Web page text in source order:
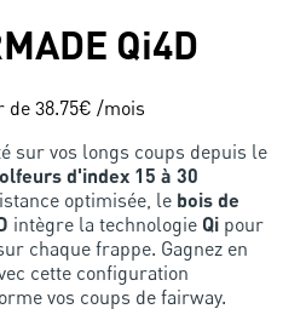
Qi4D
de38.75€ /mois
sur vos longs coups depuis le
d'index 15 à 30
optimisée, le bois de
intègre la technologie Qi pour
chaque frappe. Gagnez en
cette configuration
vos coups de fairway.